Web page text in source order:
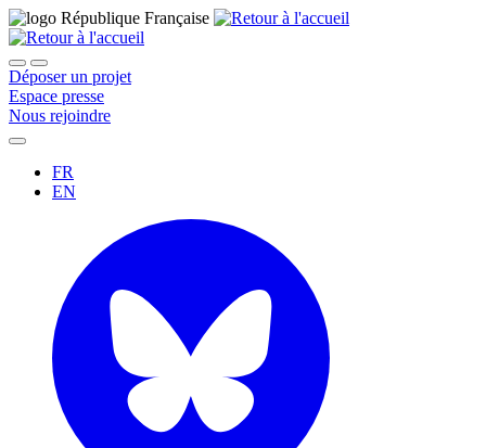
Déposer un projet
Espace presse
Nous rejoindre
FR
EN